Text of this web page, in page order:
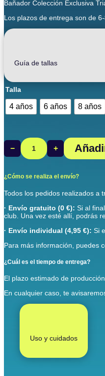
Bañador Colección Exclusiva
Los plazos de entrega son de
Guía de tallas
Talla
4 años 6 años 8 años
−
Bañador
Alcobendas
Naranja
+
¿Cómo se realiza el envío?
Todos los pedidos realizados a
· Envío gratuito (0 €): Si al
club. Una vez esté allí, podrás
· Envío individual (4,95 €): Si
Para más información, puedes
¿Cuál es el tiempo de entrega?
El plazo estimado de
En cualquier caso, te
Uso y cuidados